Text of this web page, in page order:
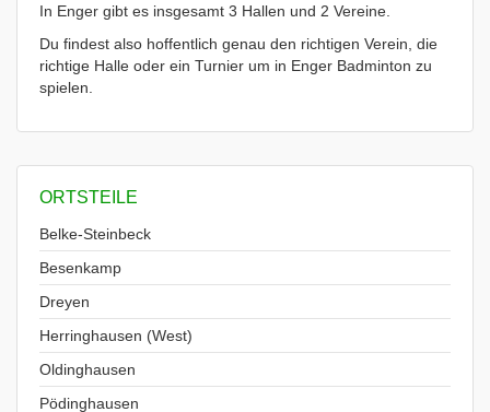
In Enger gibt es insgesamt 3 Hallen und 2 Vereine.
Du findest also hoffentlich genau den richtigen Verein, die
richtige Halle oder ein Turnier um in Enger Badminton zu
spielen.
ORTSTEILE
Belke-Steinbeck
Besenkamp
Dreyen
Herringhausen (West)
Oldinghausen
Pödinghausen